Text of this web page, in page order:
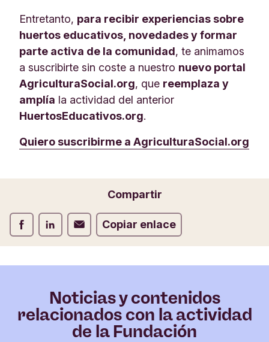
Entretanto, para recibir experiencias sobre
huertos educativos, novedades y formar
parte activa de la comunidad, te animamos
a suscribirte sin coste a nuestro nuevo portal
AgriculturaSocial.org, que reemplaza y
amplía la actividad del anterior
HuertosEducativos.org.
Quiero suscribirme a AgriculturaSocial.org
Compartir
Compartir Facebook
Compartir LinkedIn
Compartir Correo electrónico
Copiar enlace
Noticias y contenidos
relacionados con la actividad
de la Fundación